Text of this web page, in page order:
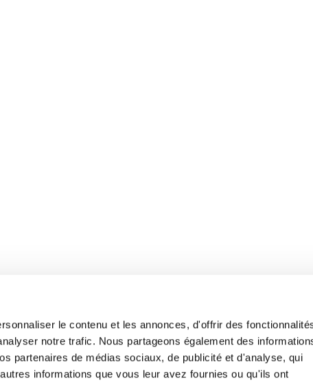
le contenu et les annonces, d'offrir des
notre trafic. Nous partageons également des
partenaires de médias sociaux, de publicité et d'analyse, qui
informations que vous leur avez fournies ou qu'ils ont